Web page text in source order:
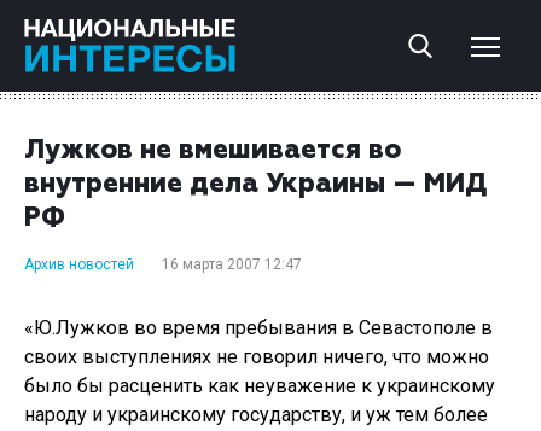
Лужков не вмешивается во
внутренние дела Украины — МИД
РФ
Архив новостей 16 марта 2007 12:47
«Ю.Лужков во время пребывания в Севастополе в
своих выступлениях не говорил ничего, что можно
было бы расценить как неуважение к украинскому
народу и украинскому государству, и уж тем более